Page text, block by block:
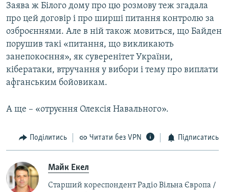
Заява ж Білого дому про цю розмову теж згадала
про цей договір і про ширші питання контролю за
озброєннями. Але в ній також мовиться, що Байден
порушив такі «питання, що викликають
занепокоєння», як суверенітет України,
кібератаки, втручання у вибори і тему про виплати
афганським бойовикам.
А ще – «отруєння Олексія Навального».
Поділитись Читати без VPN Підписатись
Майк Екел
Старший кореспондент Радіо Вільна Європа /